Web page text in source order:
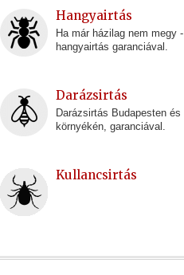
Hangyairtás
Ha már házilag nem megy -
hangyairtás garanciával.
Darázsirtás
Darázsirtás Budapesten és
környékén, garanciával.
Kullancsirtás